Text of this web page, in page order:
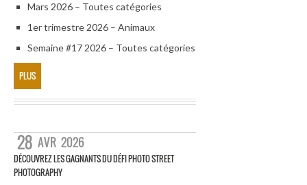
Mars 2026 – Toutes catégories
1er trimestre 2026 – Animaux
Semaine #17 2026 – Toutes catégories
PLUS
28 AVR 2026
DÉCOUVREZ LES GAGNANTS DU DÉFI PHOTO STREET
PHOTOGRAPHY